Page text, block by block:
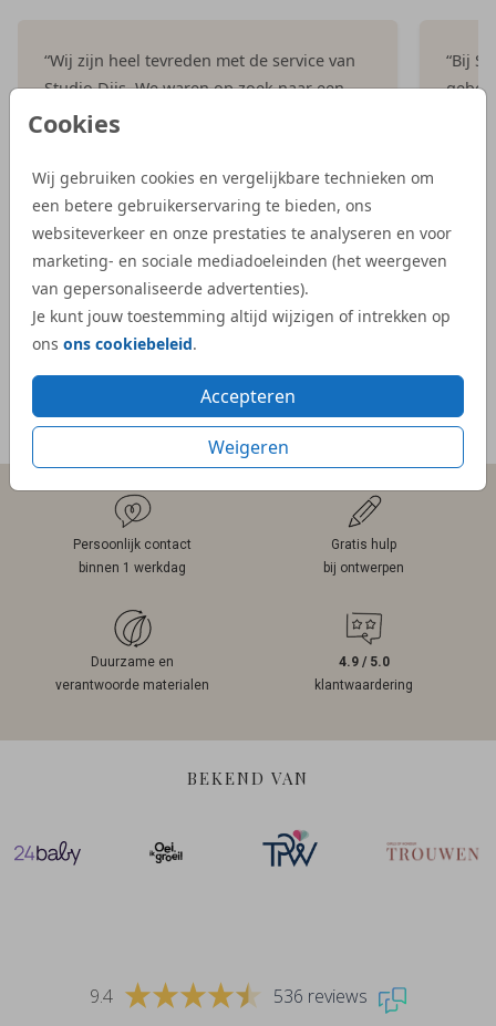
Cookies
Wij gebruiken cookies en vergelijkbare technieken om
een betere gebruikerservaring te bieden, ons
websiteverkeer en onze prestaties te analyseren en voor
marketing- en sociale mediadoeleinden (het weergeven
van gepersonaliseerde advertenties).
Je kunt jouw toestemming altijd wijzigen of intrekken op
ons ons cookiebeleid.
Accepteren
Weigeren
“Wij zijn heel tevreden met de service van
Studio Dijs. We waren op zoek naar een
iets bijzonderder kaartje, en bij Studio Dijs
de proefdruk als de daadwerkelijke
geboortekaartjes waren snel geleverd.”
- Kelly
“Bij
bij
-
Meer reviews
Persoonlijk contact
binnen 1 werkdag
Gratis hulp
bij ontwerpen
Duurzame en
verantwoorde materialen
4.9 / 5.0
klantwaardering
BEKEND VAN
9.4 536 reviews